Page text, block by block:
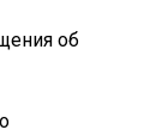
об